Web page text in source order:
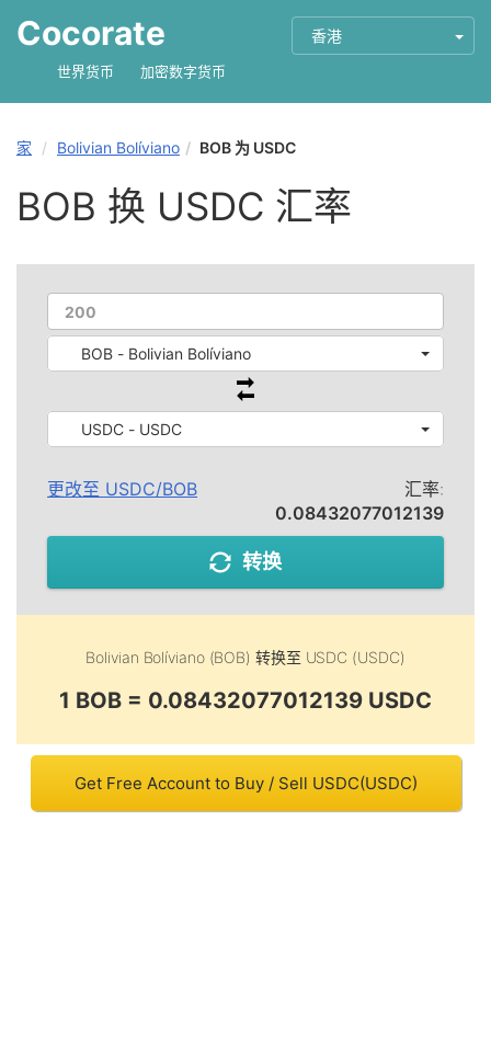
Cocorate 香港
世界货币 加密数字货币
家 Bolivian Bolíviano BOB 为 USDC
BOB 换 USDC 汇率
BOB - Bolivian Bolíviano
USDC - USDC
更改至 USDC/BOB
汇率:
0.08432077012139
转换
Bolivian Bolíviano (BOB) 转换至 USDC (USDC)
1 BOB = 0.08432077012139 USDC
Get Free Account to Buy / Sell USDC(USDC)